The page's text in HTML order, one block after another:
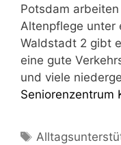
Pots­dam
Alten­pfle­ge unter
Wald­stadt 2 gibt
eine gute
und vie­le
Senio­ren­zen­trum
Schlagwörter